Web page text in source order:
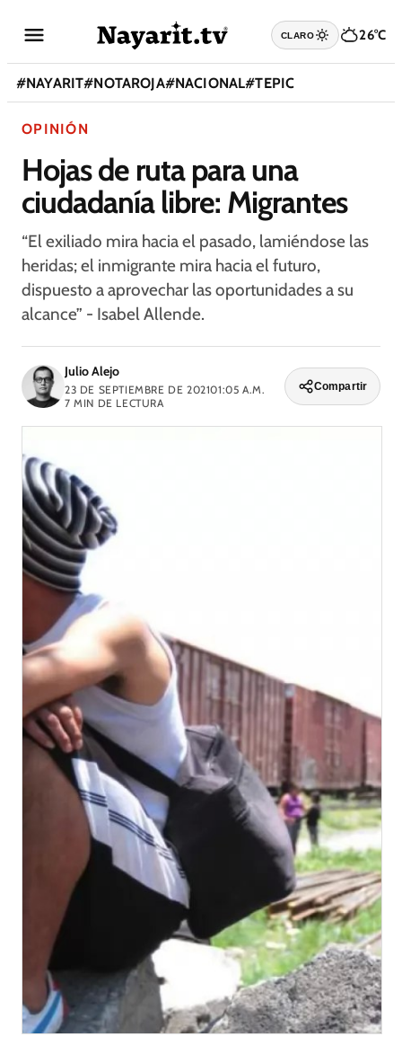
CLARO 26°C
#NAYARIT#NOTAROJA#NACIONAL#TEPIC
OPINIÓN
Hojas de ruta para una
ciudadanía libre: Migrantes
“El exiliado mira hacia el pasado, lamiéndose las
heridas; el inmigrante mira hacia el futuro,
dispuesto a aprovechar las oportunidades a su
alcance” - Isabel Allende.
Julio Alejo
23 DE SEPTIEMBRE DE 202101:05 A.M.
7 MIN DE LECTURA
Compartir